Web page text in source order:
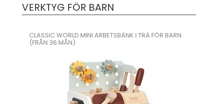
VERKTYG FÖR BARN
CLASSIC WORLD MINI ARBETSBÄNK I TRÄ FÖR BARN
(FRÅN 36 MÅN)